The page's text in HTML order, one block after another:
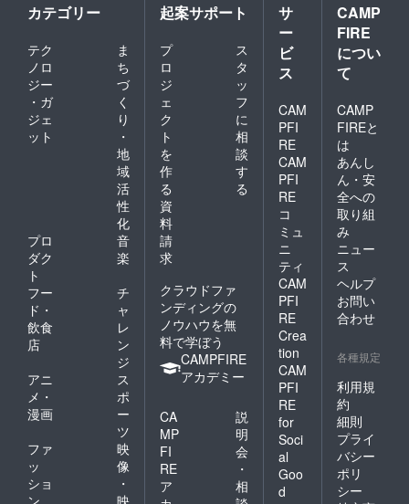
カテゴリー
テク
ノロ
ジー
・ガ
ジェ
ット
ま
ち
づ
く
り
・
地
域
活
性
化
プロ
ダク
ト
音
楽
フー
ド・
飲食
店
チ
ャ
レ
ン
ジ
アニ
メ・
漫画
ス
ポ
ー
ツ
ファ
ッ
ショ
ン
映
像
・
映
起案サポート
プ
ロ
ジ
ェ
ク
ト
を
作
る
ス
タ
ッ
フ
に
相
談
す
る
資
料
請
求
クラウドファ
ンディングの
ノウハウを無
料で学ぼう
CAMPFIRE
アカデミー
CA
MP
FI
RE
ア
説
明
会
・
相
サ
ー
ビ
ス
CAM
PFI
RE
CAM
PFI
RE
コ
ミュ
ニ
ティ
CAM
PFI
RE
Crea
tion
CAM
PFI
RE
for
Soci
al
Goo
d
CAMP
FIRE
につい
て
CAMP
FIREと
は
あんし
ん・安
全への
取り組
み
ニュー
ス
ヘルプ
お問い
合わせ
各種規定
利用規
約
細則
プライ
バシー
ポリ
シー